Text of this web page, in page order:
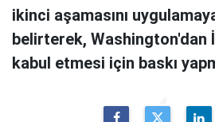
ikinci aşamasını
belirterek, Washington'dan
kabul etmesi için baskı